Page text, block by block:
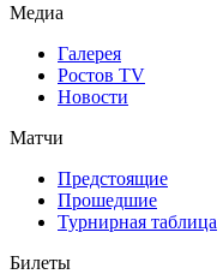
Медиа
Галерея
Ростов TV
Новости
Матчи
Предстоящие
Прошедшие
Турнирная таблица
Билеты